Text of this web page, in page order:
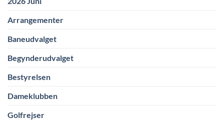
Arrangementer
Baneudvalget
Begynderudvalget
Bestyrelsen
Dameklubben
Golfrejser